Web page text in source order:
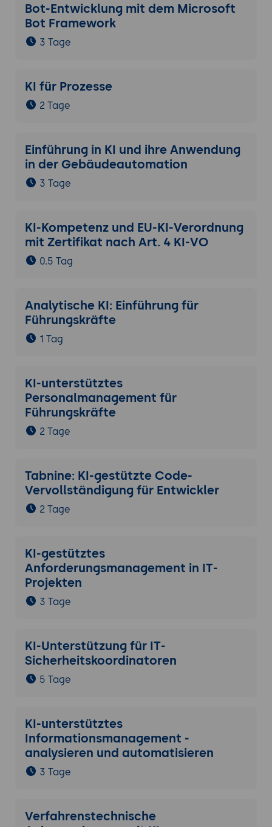
Bot-Entwicklung mit dem Microsoft
Bot Framework
3 Tage
KI für Prozesse
2 Tage
Einführung in KI und ihre Anwendung
in der Gebäudeautomation
3 Tage
KI-Kompetenz und EU-KI-Verordnung
mit Zertifikat nach Art. 4 KI-VO
0.5 Tag
Analytische KI: Einführung für
Führungskräfte
1 Tag
KI-unterstütztes
Personalmanagement für
Führungskräfte
2 Tage
Tabnine: KI-gestützte Code-
Vervollständigung für Entwickler
2 Tage
KI-gestütztes
Anforderungsmanagement in IT-
Projekten
3 Tage
KI-Unterstützung für IT-
Sicherheitskoordinatoren
5 Tage
KI-unterstütztes
Informationsmanagement -
analysieren und automatisieren
3 Tage
Verfahrenstechnische